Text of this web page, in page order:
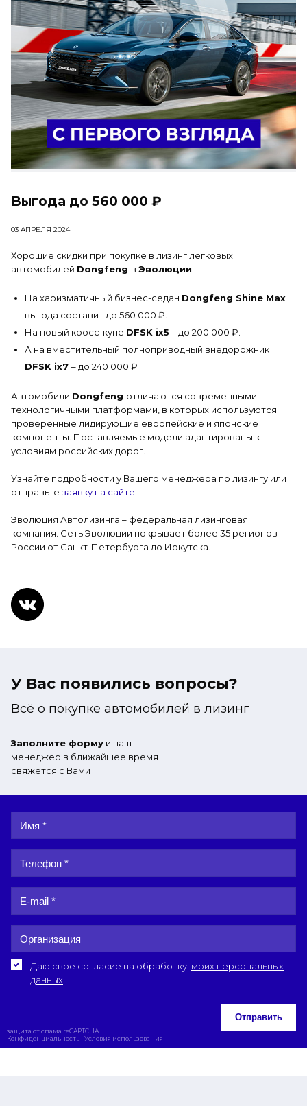
Выгода до 560 000 ₽
03 АПРЕЛЯ 2024
Хорошие скидки при покупке в лизинг легковых
автомобилей Dongfeng в Эволюции
На харизматичный бизнес-седан Dongfeng Shine Max
выгода составит до 560 000 ₽.
На новый кросс-купе DFSK ix5 – до 200 000 ₽.
А на вместительный полноприводный внедорожник
DFSK ix7 – до 240 000 ₽
Автомобили Dongfeng отличаются современными
технологичными платформами, в которых используются
проверенные лидирующие европейские и японские
компоненты. Поставляемые модели адаптированы к
условиям российских дорог.
Узнайте подробности у Вашего менеджера по лизингу или
отправьте заявку на сайте
Эволюция Автолизинга – федеральная лизинговая
компания. Сеть Эволюции покрывает более 35 регионов
России от Санкт-Петербурга до Иркутска.
У Вас появились вопросы?
Всё о покупке автомобилей в лизинг
Заполните форму и наш
менеджер в ближайшее время
свяжется с Вами
Даю свое согласие на обработку моих персональных
данных
Отправить
защита от спама reCAPTCHA
Конфиденциальность-Условия использования